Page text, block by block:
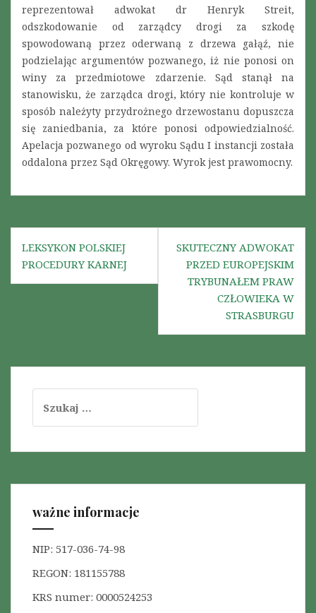
reprezentował adwokat dr Henryk Streit,
odszkodowanie od zarządcy drogi za szkodę
spowodowaną przez oderwaną z drzewa gałąź, nie
podzielając argumentów pozwanego, iż nie ponosi on
winy za przedmiotowe zdarzenie. Sąd stanął na
stanowisku, że zarządca drogi, który nie kontroluje w
sposób należyty przydrożnego drzewostanu dopuszcza
się zaniedbania, za które ponosi odpowiedzialność.
Apelacja pozwanego od wyroku Sądu I instancji została
oddalona przez Sąd Okręgowy. Wyrok jest prawomocny.
N
a
a
p
LEKSYKON POLSKIEJ
PROCEDURY KARNEJ
SKUTECZNY ADWOKAT
PRZED EUROPEJSKIM
TRYBUNAŁEM PRAW
CZŁOWIEKA W
STRASBURGU
u
k
j
ważne informacje
NIP: 517-036-74-98
REGON: 181155788
KRS numer: 0000524253